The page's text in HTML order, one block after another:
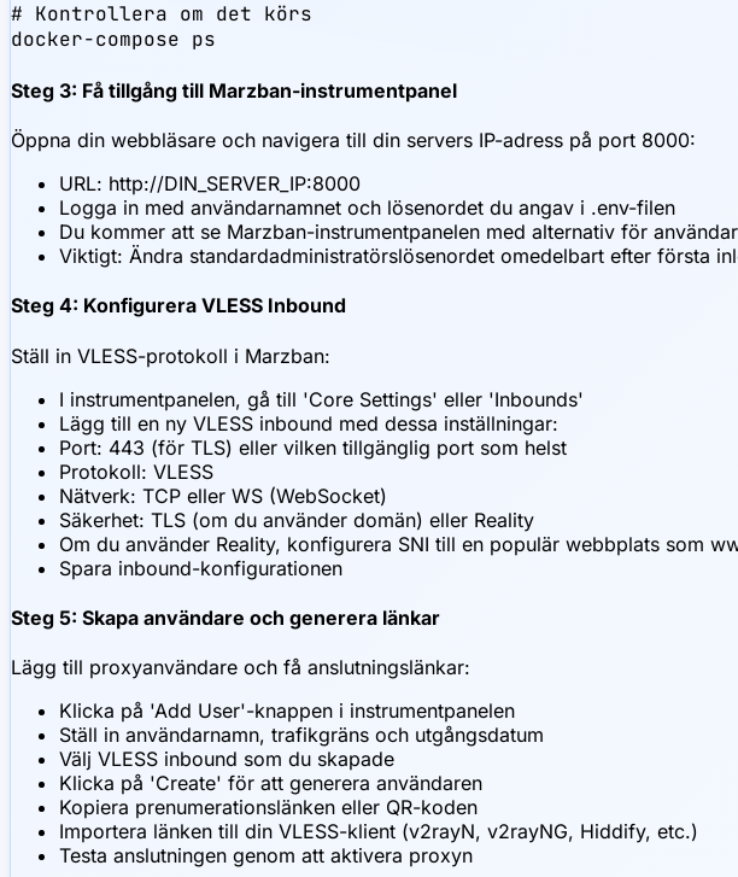
# Kontrollera om det körs
docker-compose ps
Steg 3: Få tillgång till Marzban-instrumentpanel
Öppna din webbläsare och navigera till din servers IP-adress på port 8000:
URL: http://DIN_SERVER_IP:8000
Logga in med användarnamnet och lösenordet du angav i .env-filen
Du kommer att se Marzban-instrumentpanelen med alternativ för
Viktigt: Ändra standardadministratörslösenordet omedelbart efter första
Steg 4: Konfigurera VLESS Inbound
Ställ in VLESS-protokoll i Marzban:
I instrumentpanelen, gå till 'Core Settings' eller 'Inbounds'
Lägg till en ny VLESS inbound med dessa inställningar:
Port: 443 (för TLS) eller vilken tillgänglig port som helst
Protokoll: VLESS
Nätverk: TCP eller WS (WebSocket)
Säkerhet: TLS (om du använder domän) eller Reality
Om du använder Reality, konfigurera SNI till en populär webbplats som
Spara inbound-konfigurationen
Steg 5: Skapa användare och generera länkar
Lägg till proxyanvändare och få anslutningslänkar:
Klicka på 'Add User'-knappen i instrumentpanelen
Ställ in användarnamn, trafikgräns och utgångsdatum
Välj VLESS inbound som du skapade
Klicka på 'Create' för att generera användaren
Kopiera prenumerationslänken eller QR-koden
Importera länken till din VLESS-klient (v2rayN, v2rayNG, Hiddify, etc.)
Testa anslutningen genom att aktivera proxyn